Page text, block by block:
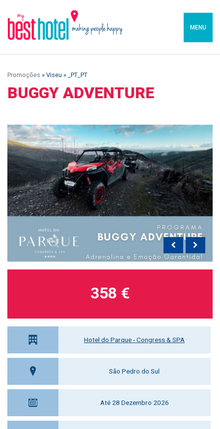
MENU
Promoções » Viseu » _PT_PT
BUGGY ADVENTURE
Hotel do Parque - Congress & SPA
São Pedro do Sul
Até 28 Dezembro 2026
358 €